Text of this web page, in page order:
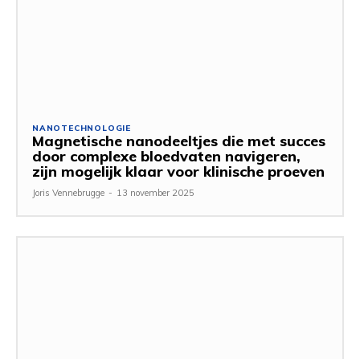
NANOTECHNOLOGIE
Magnetische nanodeeltjes die met succes
door complexe bloedvaten navigeren,
zijn mogelijk klaar voor klinische proeven
Joris Vennebrugge - 13 november 2025